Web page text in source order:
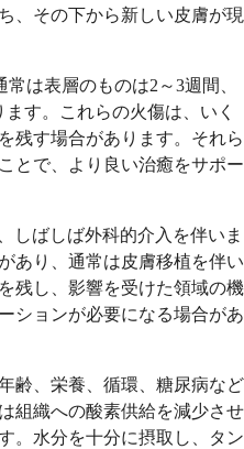
、その下から新しい皮膚が現
は表層のものは2～3週間、
す。これらの火傷は、いく
残す場合があります。それら
とで、より良い治癒をサポー
しばしば外科的介入を伴いま
あり、通常は皮膚移植を伴い
残し、影響を受けた領域の機
ションが必要になる場合があ
齢、栄養、循環、糖尿病など
組織への酸素供給を減少させ
。水分を十分に摂取し、タン